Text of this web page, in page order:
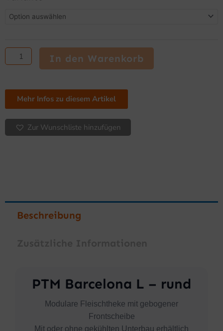
modulare
oder
ohne
Unterbaukühlung
In den Warenkorb
Mehr Infos zu diesem Artikel
Zur Wunschliste hinzufügen
Beschreibung
PTM Barcelona L – rund
Modulare Fleischtheke mit gebogener
Frontscheibe
Mit oder ohne gekühlten Unterbau erhältlich